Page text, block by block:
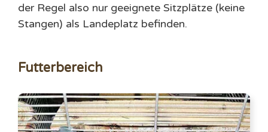
der Regel also nur geeignete Sitzplätze (keine
Stangen) als Landeplatz befinden.
Futterbereich